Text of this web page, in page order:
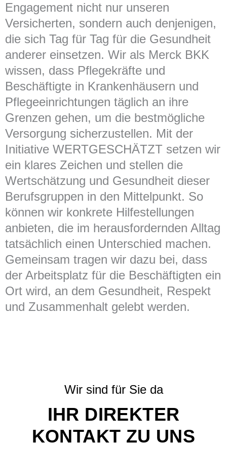
Engagement nicht nur unseren
Versicherten, sondern auch denjenigen,
die sich Tag für Tag für die Gesundheit
anderer einsetzen. Wir als Merck BKK
wissen, dass Pflegekräfte und
Beschäftigte in Krankenhäusern und
Pflegeeinrichtungen täglich an ihre
Grenzen gehen, um die bestmögliche
Versorgung sicherzustellen. Mit der
Initiative WERTGESCHÄTZT setzen wir
ein klares Zeichen und stellen die
Wertschätzung und Gesundheit dieser
Berufsgruppen in den Mittelpunkt. So
können wir konkrete Hilfestellungen
anbieten, die im herausfordernden Alltag
tatsächlich einen Unterschied machen.
Gemeinsam tragen wir dazu bei, dass
der Arbeitsplatz für die Beschäftigten ein
Ort wird, an dem Gesundheit, Respekt
und Zusammenhalt gelebt werden.
Wir sind für Sie da
IHR DIREKTER
KONTAKT ZU UNS